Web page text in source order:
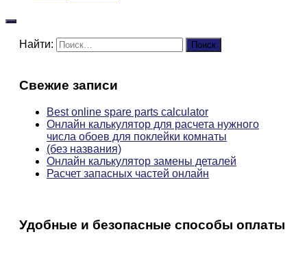
Найти:
Свежие записи
Best online spare parts calculator
Онлайн калькулятор для расчета нужного
числа обоев для поклейки комнаты
(без названия)
Онлайн калькулятор замены деталей
Расчет запасных частей онлайн
Удобные и безопасные способы оплаты